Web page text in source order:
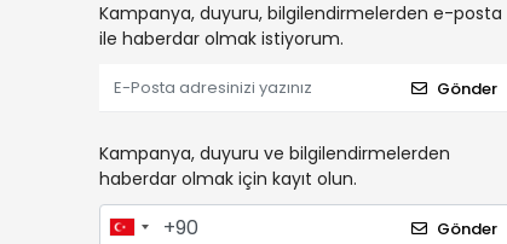
Kampanya, duyuru, bilgilendirmelerden e-posta
ile haberdar olmak istiyorum.
Gönder
Kampanya, duyuru ve bilgilendirmelerden
haberdar olmak için kayıt olun.
Gönder